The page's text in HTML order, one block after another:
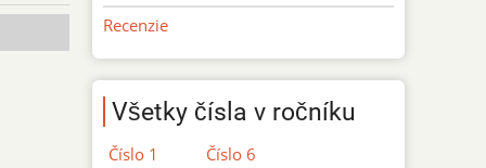
Recenzie
Všetky čísla v ročníku
Číslo 1
Číslo 6